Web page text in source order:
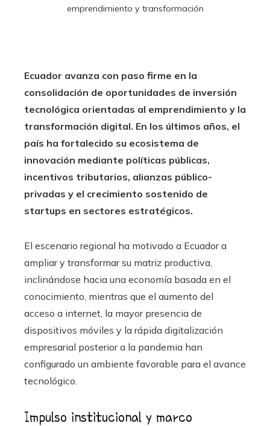
emprendimiento y transformación
Ecuador avanza con paso firme en la
consolidación de oportunidades de inversión
tecnológica orientadas al emprendimiento y la
transformación digital. En los últimos años, el
país ha fortalecido su ecosistema de
innovación mediante políticas públicas,
incentivos tributarios, alianzas público-
privadas y el crecimiento sostenido de
startups en sectores estratégicos.
El escenario regional ha motivado a Ecuador a
ampliar y transformar su matriz productiva,
inclinándose hacia una economía basada en el
conocimiento, mientras que el aumento del
acceso a internet, la mayor presencia de
dispositivos móviles y la rápida digitalización
empresarial posterior a la pandemia han
configurado un ambiente favorable para el avance
tecnológico.
Impulso institucional y marco